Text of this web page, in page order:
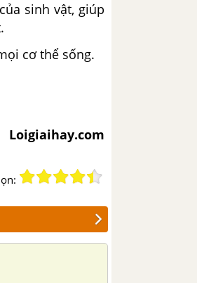
sinh vật, giúp
cơ thể sống.
Loigiaihay.com